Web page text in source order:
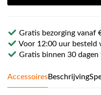
Gratis bezorging vanaf
Voor 12:00 uur besteld
Gratis binnen 30
AccessoiresBeschrijving